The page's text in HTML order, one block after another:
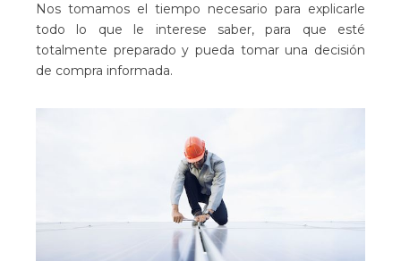
Nos tomamos el tiempo necesario para explicarle
todo lo que le interese saber, para que esté
totalmente preparado y pueda tomar una decisión
de compra informada.